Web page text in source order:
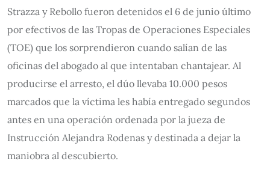
Strazza y Rebollo fueron detenidos el 6 de junio último
por efectivos de las Tropas de Operaciones Especiales
(TOE) que los sorprendieron cuando salían de las
oficinas del abogado al que intentaban chantajear. Al
producirse el arresto, el dúo llevaba 10.000 pesos
marcados que la víctima les había entregado segundos
antes en una operación ordenada por la jueza de
Instrucción Alejandra Rodenas y destinada a dejar la
maniobra al descubierto.